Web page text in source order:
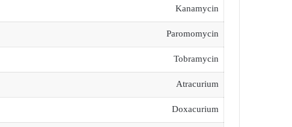
Kanamycin
Paromomycin
Tobramycin
Atracurium
Doxacurium